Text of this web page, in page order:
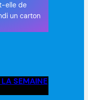
elle de
un carton
SEMAINE